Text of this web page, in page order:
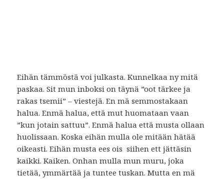
Eihän tämmöstä voi julkasta. Kunnelkaa ny mitä
paskaa. Sit mun inboksi on täynä ”oot tärkee ja
rakas tsemii” – viestejä. En mä semmostakaan
halua. Enmä halua, että mut huomataan vaan
”kun jotain sattuu”. Enmä halua että musta ollaan
huolissaan. Koska eihän mulla ole mitään hätää
oikeasti. Eihän musta ees ois siihen ett jättäsin
kaikki. Kaiken. Onhan mulla mun muru, joka
tietää, ymmärtää ja tuntee tuskan. Mutta en mä